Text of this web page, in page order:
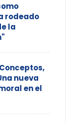
rodeado
la
nueva
en el